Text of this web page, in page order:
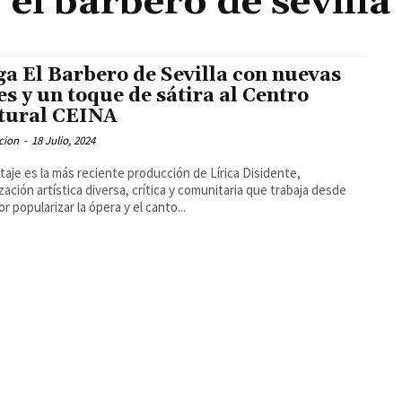
El Barbero de Sevilla con nuevas
y un toque de sátira al Centro
CEINA
- 18 Julio, 2024
es la más reciente producción de Lírica Disidente,
artística diversa, crítica y comunitaria que trabaja desde
popularizar la ópera y el canto...